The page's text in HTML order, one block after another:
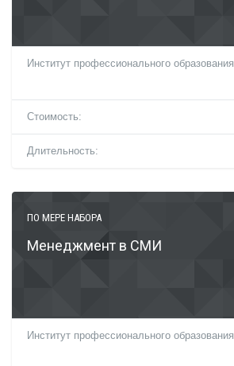
Институт профессионального образования
Стоимость:
Длительность:
ПО МЕРЕ НАБОРА
Менеджмент в СМИ
Институт профессионального образования